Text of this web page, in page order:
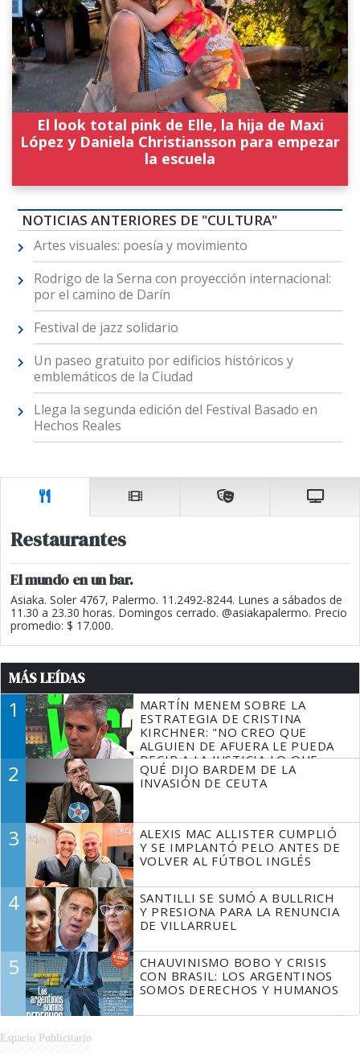
El look total pink de Elle, la hija de Maxi
López y Daniela Christiansson para empezar
la escuela
NOTICIAS ANTERIORES DE "CULTURA"
Artes visuales: poesía y movimiento
Rodrigo de la Serna con proyección internacional:
por el camino de Darín
Festival de jazz solidario
Un paseo gratuito por edificios históricos y
emblemáticos de la Ciudad
Llega la segunda edición del Festival Basado en
Hechos Reales
Restaurantes
El mundo en un bar.
Asiaka. Soler 4767, Palermo. 11.2492-8244. Lunes a sábados de
11.30 a 23.30 horas. Domingos cerrado. @asiakapalermo. Precio
promedio: $ 17.000.
MÁS LEÍDAS
1
MARTÍN MENEM SOBRE LA
ESTRATEGIA DE CRISTINA
KIRCHNER: "NO CREO QUE
ALGUIEN DE AFUERA LE PUEDA
DECIR A LA JUSTICIA LO QUE
TIENE QUE HACER"
2
QUÉ DIJO BARDEM DE LA
INVASIÓN DE CEUTA
3
ALEXIS MAC ALLISTER CUMPLIÓ
Y SE IMPLANTÓ PELO ANTES DE
VOLVER AL FÚTBOL INGLÉS
4
SANTILLI SE SUMÓ A BULLRICH
Y PRESIONA PARA LA RENUNCIA
DE VILLARRUEL
5
CHAUVINISMO BOBO Y CRISIS
CON BRASIL: LOS ARGENTINOS
SOMOS DERECHOS Y HUMANOS
Espacio Publicitario